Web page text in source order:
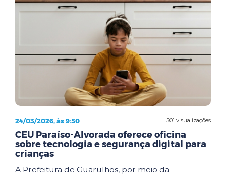
501 visualizações
24/03/2026, às 9:50
CEU Paraíso-Alvorada oferece oficina
sobre tecnologia e segurança digital para
crianças
A Prefeitura de Guarulhos, por meio da